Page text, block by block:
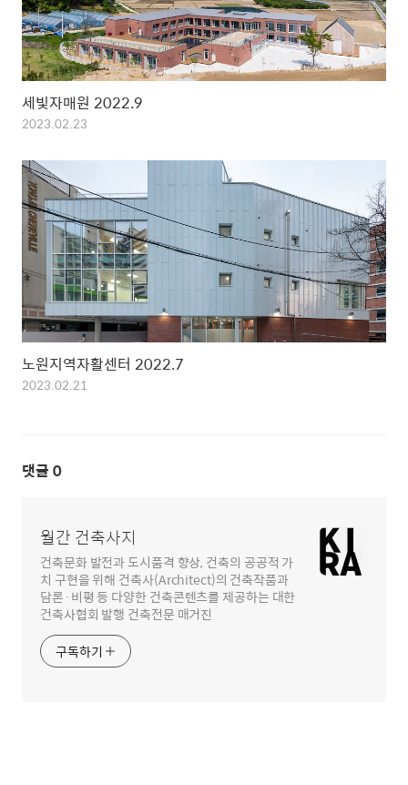
세빛자매원 2022.9
2023.02.23
노원지역자활센터 2022.7
2023.02.21
댓글 0
월간 건축사지
건축문화 발전과 도시품격 향상, 건축의 공공적 가
치 구현을 위해 건축사(Architect)의 건축작품과
담론·비평 등 다양한 건축콘텐츠를 제공하는 대한
건축사협회 발행 건축전문 매거진
구독하기